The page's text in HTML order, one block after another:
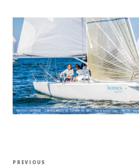
Navegación
Previous
PREVIOUS